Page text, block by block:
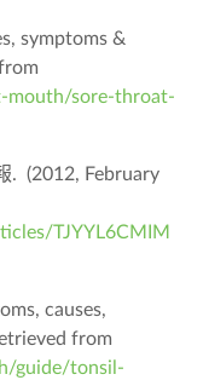
symptoms &
mouth/sore-throat-
. (2012, February
TJYYL6CMIM
causes,
from
guide/tonsil-